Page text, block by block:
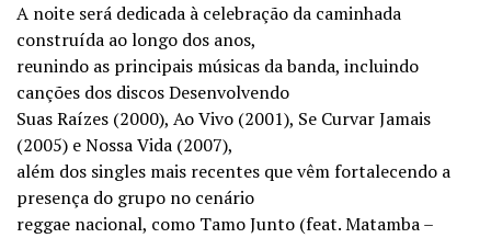
A noite será dedicada à celebração da caminhada
construída ao longo dos anos,
reunindo as principais músicas da banda, incluindo
canções dos discos Desenvolvendo
Suas Raízes (2000), Ao Vivo (2001), Se Curvar Jamais
(2005) e Nossa Vida (2007),
além dos singles mais recentes que vêm fortalecendo a
presença do grupo no cenário
reggae nacional, como Tamo Junto (feat. Matamba –